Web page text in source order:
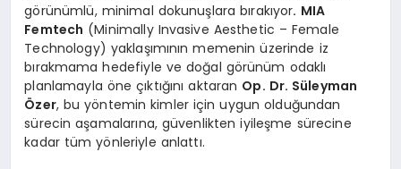
görünümlü, minimal dokunuşlara bırakıyor. MIA
Femtech (Minimally Invasive Aesthetic – Female
Technology) yaklaşımının memenin üzerinde iz
bırakmama hedefiyle ve doğal görünüm odaklı
planlamayla öne çıktığını aktaran Op. Dr. Süleyman
Özer, bu yöntemin kimler için uygun olduğundan
sürecin aşamalarına, güvenlikten iyileşme sürecine
kadar tüm yönleriyle anlattı.